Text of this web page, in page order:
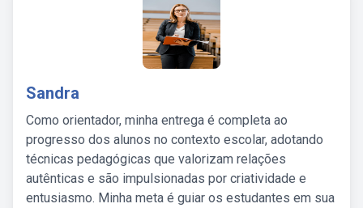
Sandra
Como orientador, minha entrega é completa ao
progresso dos alunos no contexto escolar, adotando
técnicas pedagógicas que valorizam relações
autênticas e são impulsionadas por criatividade e
entusiasmo. Minha meta é guiar os estudantes em sua